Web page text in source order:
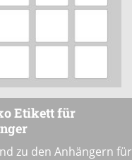
Etikett für
zu den Anhängern für